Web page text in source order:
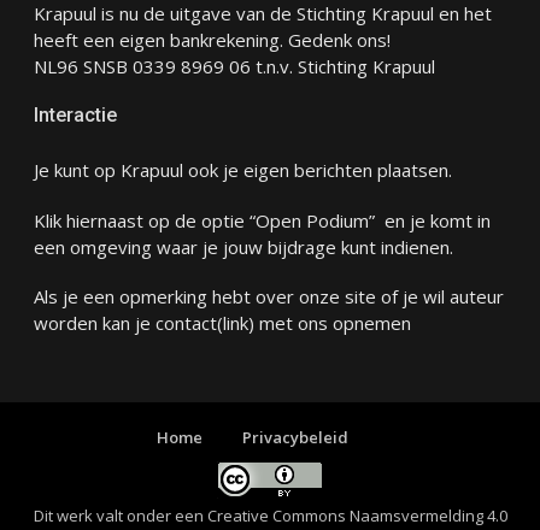
Krapuul is nu de uitgave van de Stichting Krapuul en het
heeft een eigen bankrekening. Gedenk ons!
NL96 SNSB 0339 8969 06 t.n.v. Stichting Krapuul
Interactie
Je kunt op Krapuul ook je eigen berichten plaatsen.
Klik hiernaast op de optie “Open Podium” en je komt in
een omgeving waar je jouw bijdrage kunt indienen.
Als je een opmerking hebt over onze site of je wil auteur
worden kan je contact(link) met ons opnemen
Home Privacybeleid
Dit werk valt onder een Creative Commons Naamsvermelding 4.0